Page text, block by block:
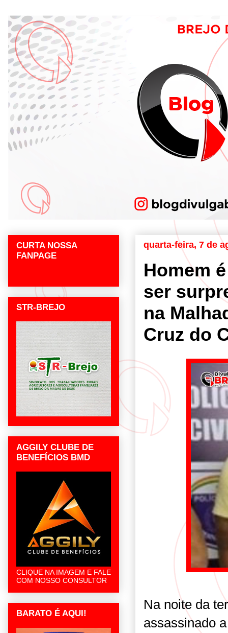
quarta-feira, 7 de
Homem
ser
na
Cruz do
Na noite da
assassinado
CURTA NOSSA
FANPAGE
STR-BREJO
AGGILY CLUBE DE
BENEFÍCIOS BMD
CLIQUE NA IMAGEM E FALE
COM NOSSO CONSULTOR
BARATO É AQUI!